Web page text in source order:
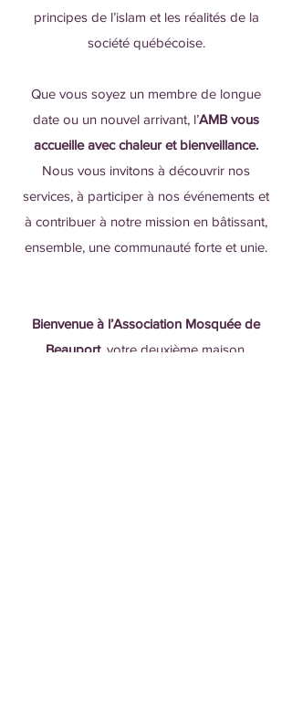
principes de l’islam et les réalités de la
société québécoise.​
Que vous soyez un membre de longue
date ou un nouvel arrivant, l’AMB vous
accueille avec chaleur et bienveillance.
Nous vous invitons à découvrir nos
services, à participer à nos événements et
à contribuer à notre mission en bâtissant,
ensemble, une communauté forte et unie.
Bienvenue à l’Association Mosquée de
Beauport, votre deuxième maison.